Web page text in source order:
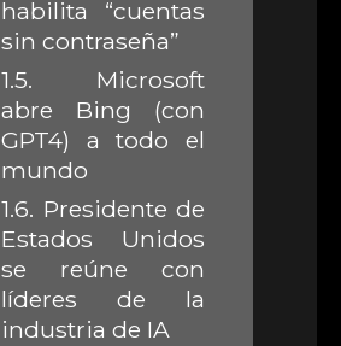
habilita “cuentas
sin contraseña”
1.5. Microsoft
abre Bing (con
GPT4) a todo el
mundo
1.6. Presidente de
Estados Unidos
se reúne con
líderes de la
industria de IA